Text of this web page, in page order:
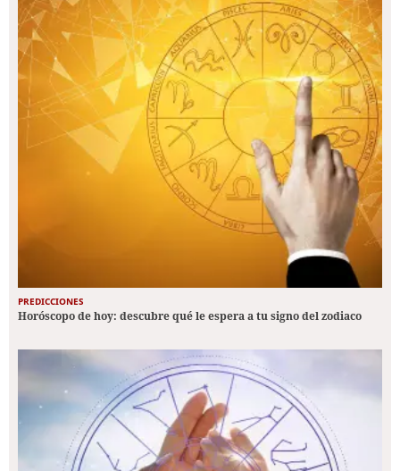
PREDICCIONES
Horóscopo de hoy: descubre qué le espera a tu signo del zodiaco